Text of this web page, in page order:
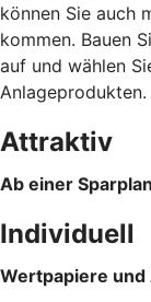
können Sie auch
kommen. Bauen
auf und wählen
Anlageprodukten.
Attraktiv
Ab einer
Individuell
Wertpapiere